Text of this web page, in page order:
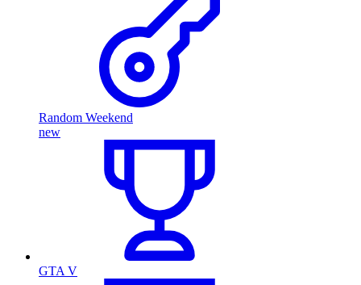
Random Weekend
new
GTA V